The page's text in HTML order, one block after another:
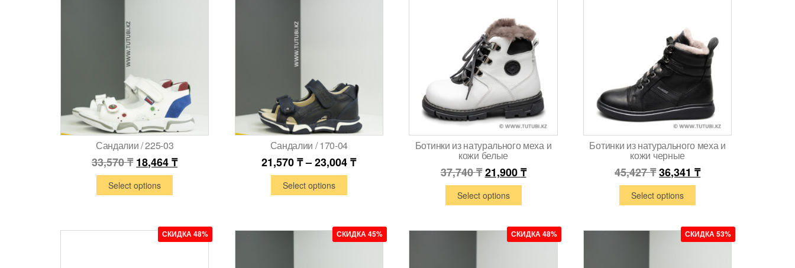
Сандалии / 225-03
33,570₸ 18,464₸
Select options
Сандалии / 170-04
21,570₸–23,004₸
Select options
Ботинки из натурального меха и
кожи белые
37,740₸ 21,900₸
Select options
Ботинки из натурального меха и
кожи черные
45,427₸36,341₸
Select options
СКИДКА 48% СКИДКА 45% СКИДКА 48% СКИДКА 53%